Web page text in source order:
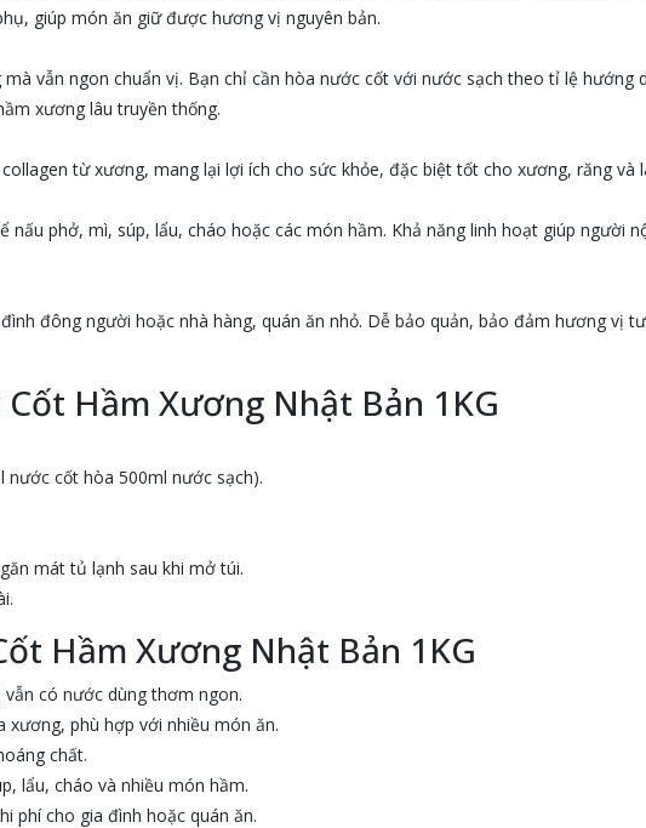
giúp món ăn giữ được hương vị nguyên bản.
vẫn ngon chuẩn vị. Bạn chỉ cần hòa nước cốt với nước sạch theo tỉ lệ hướng
xương lâu truyền thống.
từ xương, mang lại lợi ích cho sức khỏe, đặc biệt tốt cho xương, răng và
phở, mì, súp, lẩu, cháo hoặc các món hầm. Khả năng linh hoạt giúp người
đông người hoặc nhà hàng, quán ăn nhỏ. Dễ bảo quản, bảo đảm hương vị
Hầm Xương Nhật Bản 1KG
cốt hòa 500ml nước sạch).
mát tủ lạnh sau khi mở túi.
Hầm Xương Nhật Bản 1KG
có nước dùng thơm ngon.
xương, phù hợp với nhiều món ăn.
chất.
lẩu, cháo và nhiều món hầm.
phí cho gia đình hoặc quán ăn.